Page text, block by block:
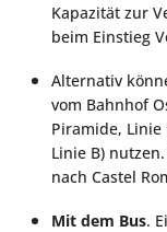
Kapazität zur
beim Einstieg
Alternativ
vom Bahnhof
Piramide, Linie
Linie B)
nach Castel
Mit dem Bus.